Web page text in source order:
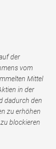
der
vom
Mittel
in der
dadurch den
zu erhöhen
blockieren